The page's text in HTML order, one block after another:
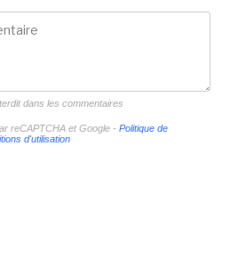
dans les commentaires
reCAPTCHA et Google - Politique de
d'utilisation